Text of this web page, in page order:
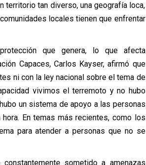
tan diverso, una geografía loca,
locales tienen que enfrentar
que genera, lo que afecta
Capaces, Carlos Kayser, afirmó que
ni con la ley nacional sobre el tema de
vivimos el terremoto y no hubo
un sistema de apoyo a las personas
En temas más recientes, como los
para atender a personas que no se
sometido a amenazas